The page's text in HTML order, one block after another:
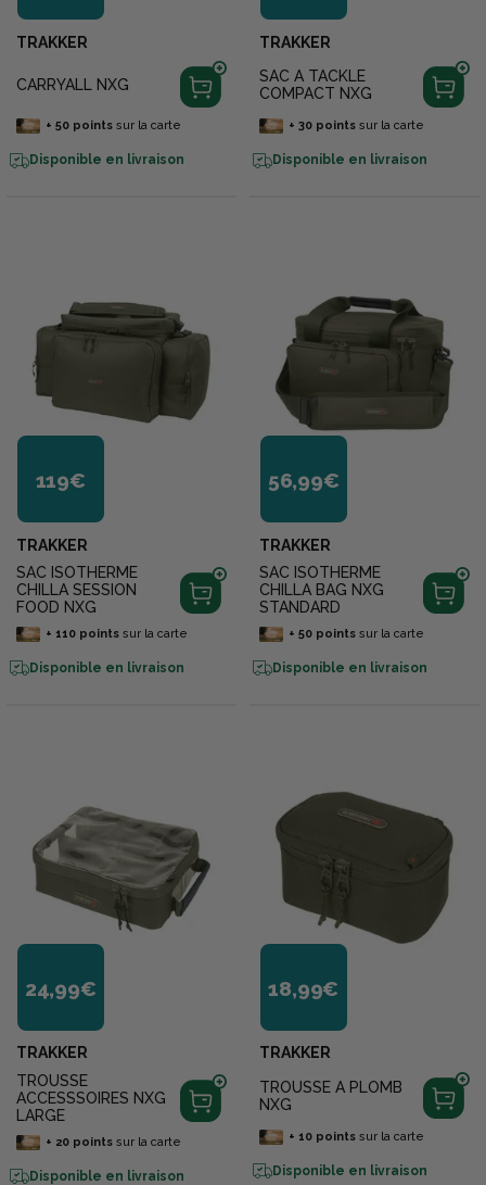
TRAKKER
CARRYALL NXG
+ 50pointssur la carte
Disponible en livraison
TRAKKER
SAC A TACKLE
COMPACT NXG
+ 30pointssur la carte
Disponible en livraison
119€
TRAKKER
SAC ISOTHERME
CHILLA SESSION
FOOD NXG
+ 110pointssur la carte
Disponible en livraison
56,99€
TRAKKER
SAC ISOTHERME
CHILLA BAG NXG
STANDARD
+ 50pointssur la carte
Disponible en livraison
24,99€
TRAKKER
TROUSSE
ACCESSSOIRES NXG
LARGE
+ 20pointssur la carte
Disponible en livraison
18,99€
TRAKKER
TROUSSE A PLOMB
NXG
+ 10pointssur la carte
Disponible en livraison